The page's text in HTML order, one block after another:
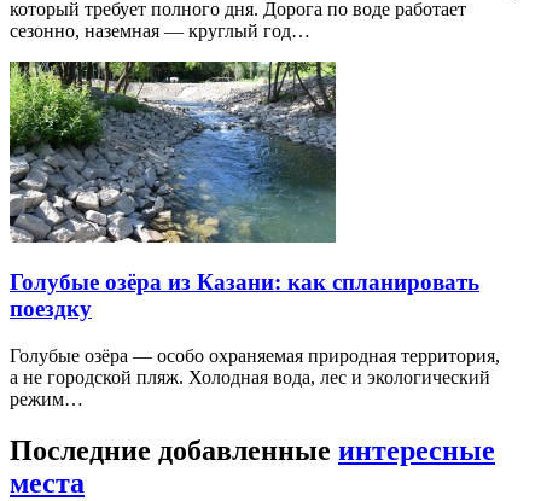
который требует полного дня. Дорога по воде работает
сезонно, наземная — круглый год…
Голубые озёра из Казани: как спланировать
поездку
Голубые озёра — особо охраняемая природная территория,
а не городской пляж. Холодная вода, лес и экологический
режим…
Последние добавленные интересные
места